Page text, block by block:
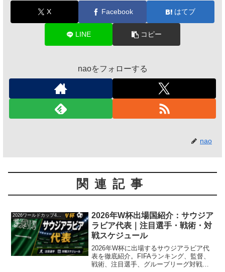
X Facebook はてブ
LINE コピー
naoをフォローする
nao
関連記事
2026ワールドカップ48か国紹介
2026年W杯出場国紹介：サウジア
ラビア代表｜注目選手・戦術・対
戦スケジュール
2026年W杯に出場するサウジアラビア代
表を徹底紹介。FIFAランキング、監督、
戦術、注目選手、グループリーグ対戦ス